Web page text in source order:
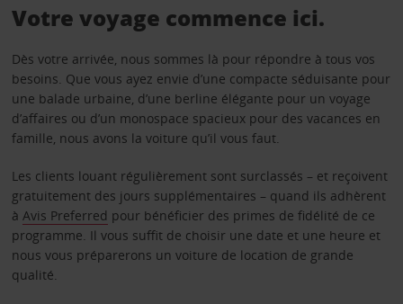
Votre voyage commence ici.
Dès votre arrivée, nous sommes là pour répondre à tous vos
besoins. Que vous ayez envie d’une compacte séduisante pour
une balade urbaine, d’une berline élégante pour un voyage
d’affaires ou d’un monospace spacieux pour des vacances en
famille, nous avons la voiture qu’il vous faut.
Les clients louant régulièrement sont surclassés – et reçoivent
gratuitement des jours supplémentaires – quand ils adhèrent
à Avis Preferred pour bénéficier des primes de fidélité de ce
programme. Il vous suffit de choisir une date et une heure et
nous vous préparerons un voiture de location de grande
qualité.